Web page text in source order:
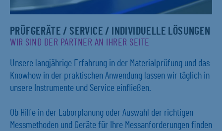
PRÜFGERÄTE / SERVICE / INDIVIDUELLE LÖSUNGEN
WIR SIND DER PARTNER AN IHRER SEITE
Unsere langjährige Erfahrung in der Materialprüfung und das
Knowhow in der praktischen Anwendung lassen wir täglich in
unsere Instrumente und Service einfließen.
Ob Hilfe in der Laborplanung oder Auswahl der richtigen
Messmethoden und Geräte für Ihre Messanforderungen finden